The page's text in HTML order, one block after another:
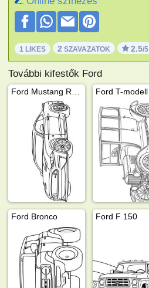
1 LIKES 2 SZAVAZATOK 2.5/5
További kifestők Ford
Ford T-modell
Ford Bronco Ford F 150